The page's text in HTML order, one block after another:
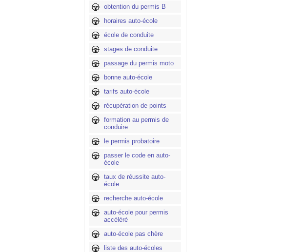
obtention du permis B
horaires auto-école
école de conduite
stages de conduite
passage du permis moto
bonne auto-école
tarifs auto-école
récupération de points
formation au permis de
conduire
le permis probatoire
passer le code en auto-
école
taux de réussite auto-
école
recherche auto-école
auto-école pour permis
accéléré
auto-école pas chère
liste des auto-écoles